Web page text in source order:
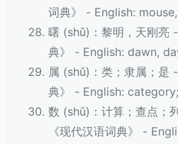
词典》 - English:
曙 (shǔ)：黎明，天刚亮
典》 - English: dawn,
属 (shǔ)：类；隶属；是
典》 - English:
数 (shǔ)：计算；查点；
《现代汉语词典》 -